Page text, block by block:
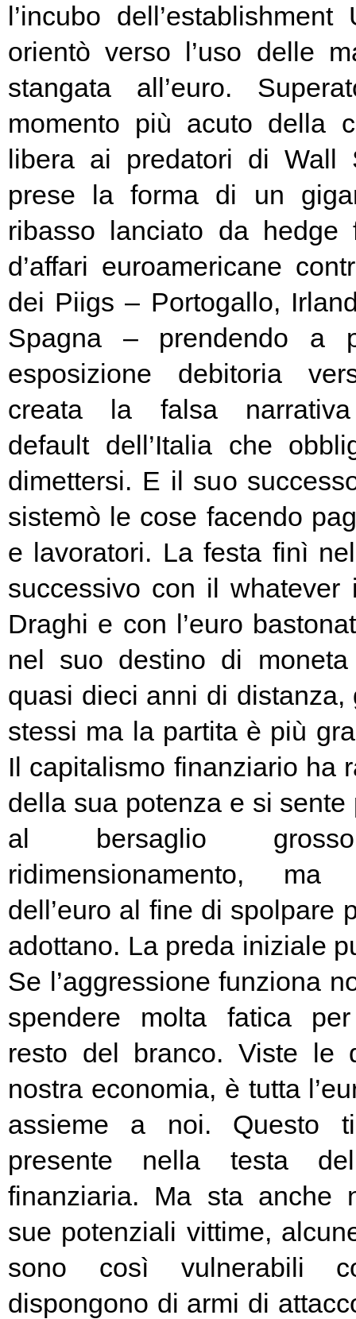
l’incubo
orientò verso l’uso delle
stangata all’euro.
momento più acuto della
libera ai predatori di Wall
prese la forma di un
ribasso lanciato da hedge
d’affari euroamericane
dei Piigs – Portogallo,
Spagna – prendendo a
esposizione debitoria
creata la falsa narrativa
default dell’Italia che
dimettersi. E il suo
sistemò le cose facendo
e lavoratori. La festa finì
successivo con il whatever
Draghi e con l’euro
nel suo destino di
quasi dieci anni di
stessi ma la partita è più
Il capitalismo finanziario ha
della sua potenza e si sente
al bersaglio
ridimensionamento,
dell’euro al fine di spolpare
adottano. La preda iniziale
Se l’aggressione funziona
spendere molta fatica
resto del branco. Viste le
nostra economia, è tutta
assieme a noi. Questo
presente nella testa
finanziaria. Ma sta anche
sue potenziali vittime,
sono così vulnerabili
dispongono di armi di